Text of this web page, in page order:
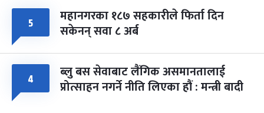
५ महानगरका १८७ सहकारीले फिर्ता दिन
सकेनन् सवा ८ अर्ब
४ ब्लु बस सेवाबाट लैंगिक असमानतालाई
प्रोत्साहन नगर्ने नीति लिएका हौं : मन्त्री बादी